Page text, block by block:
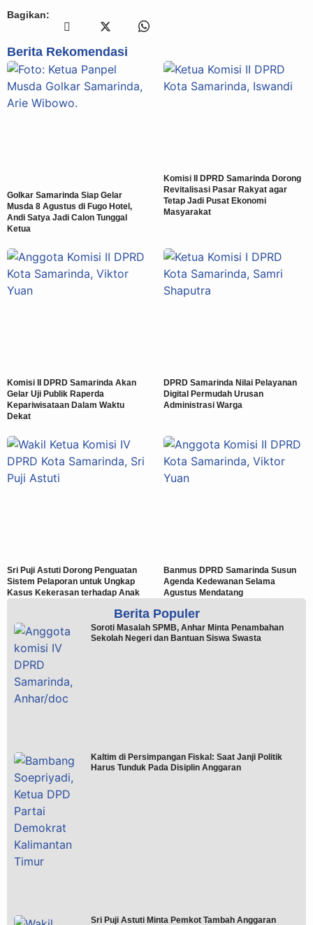
Bagikan:
Berita Rekomendasi
Golkar Samarinda Siap Gelar
Musda 8 Agustus di Fugo Hotel,
Andi Satya Jadi Calon Tunggal
Ketua
Komisi II DPRD Samarinda Dorong
Revitalisasi Pasar Rakyat agar
Tetap Jadi Pusat Ekonomi
Masyarakat
Komisi II DPRD Samarinda Akan
Gelar Uji Publik Raperda
Kepariwisataan Dalam Waktu
Dekat
DPRD Samarinda Nilai Pelayanan
Digital Permudah Urusan
Administrasi Warga
Sri Puji Astuti Dorong Penguatan
Sistem Pelaporan untuk Ungkap
Kasus Kekerasan terhadap Anak
Banmus DPRD Samarinda Susun
Agenda Kedewanan Selama
Agustus Mendatang
Berita Populer
Soroti Masalah SPMB, Anhar Minta Penambahan
Sekolah Negeri dan Bantuan Siswa Swasta
Kaltim di Persimpangan Fiskal: Saat Janji Politik
Harus Tunduk Pada Disiplin Anggaran
Sri Puji Astuti Minta Pemkot Tambah Anggaran